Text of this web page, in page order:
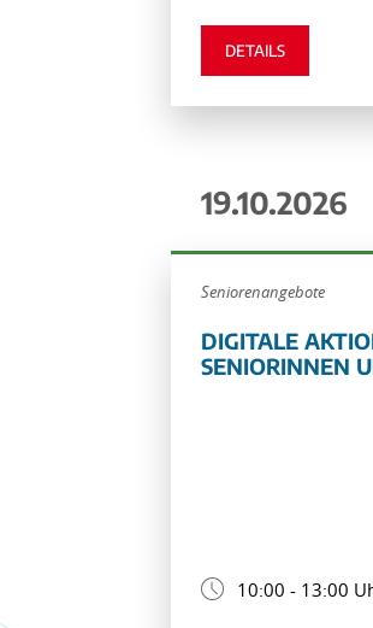
DETAILS
19.10.2026
Seniorenangebote
DIGITALE
SENIORINNEN
10:00 - 13:00